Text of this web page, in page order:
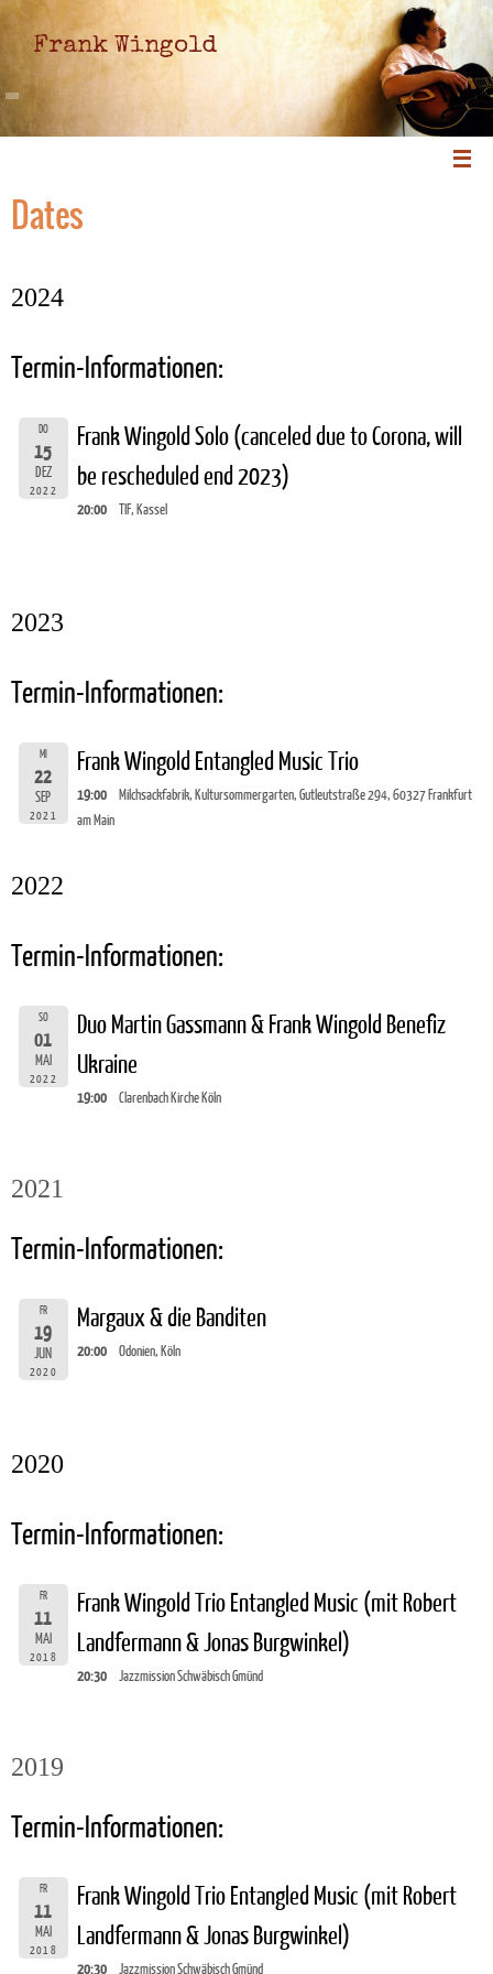
Frank Wingold
Dates
2024
Termin-Informationen:
DO
15
DEZ
2022
Frank Wingold Solo (canceled due to Corona, will
be rescheduled end 2023)
20:00 TIF, Kassel
2023
Termin-Informationen:
MI
22
SEP
2021
Frank Wingold Entangled Music Trio
19:00
Milchsackfabrik, Kultursommergarten, Gutleutstraße 294, 60327 Frankfurt
am Main
2022
Termin-Informationen:
SO
01
MAI
2022
Duo Martin Gassmann & Frank Wingold Benefiz
Ukraine
19:00 Clarenbach Kirche Köln
2021
Termin-Informationen:
FR
19
JUN
2020
Margaux & die Banditen
20:00 Odonien, Köln
2020
Termin-Informationen:
FR
11
MAI
2018
Frank Wingold Trio Entangled Music (mit Robert
Landfermann & Jonas Burgwinkel)
20:30 Jazzmission Schwäbisch Gmünd
2019
Termin-Informationen:
FR
11
MAI
2018
Frank Wingold Trio Entangled Music (mit Robert
Landfermann & Jonas Burgwinkel)
20:30 Jazzmission Schwäbisch Gmünd